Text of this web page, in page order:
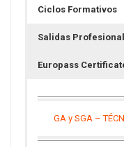
Ciclos Formativos
Salidas
Europass
GA y SGA –